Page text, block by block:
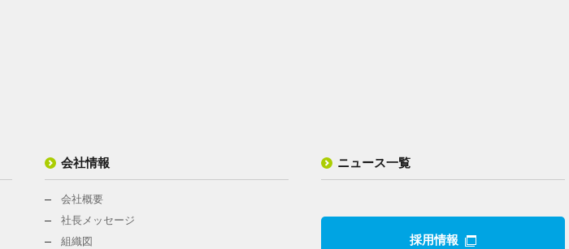
会社情報
会社概要
社長メッセージ
組織図
ニュース一覧
採用情報